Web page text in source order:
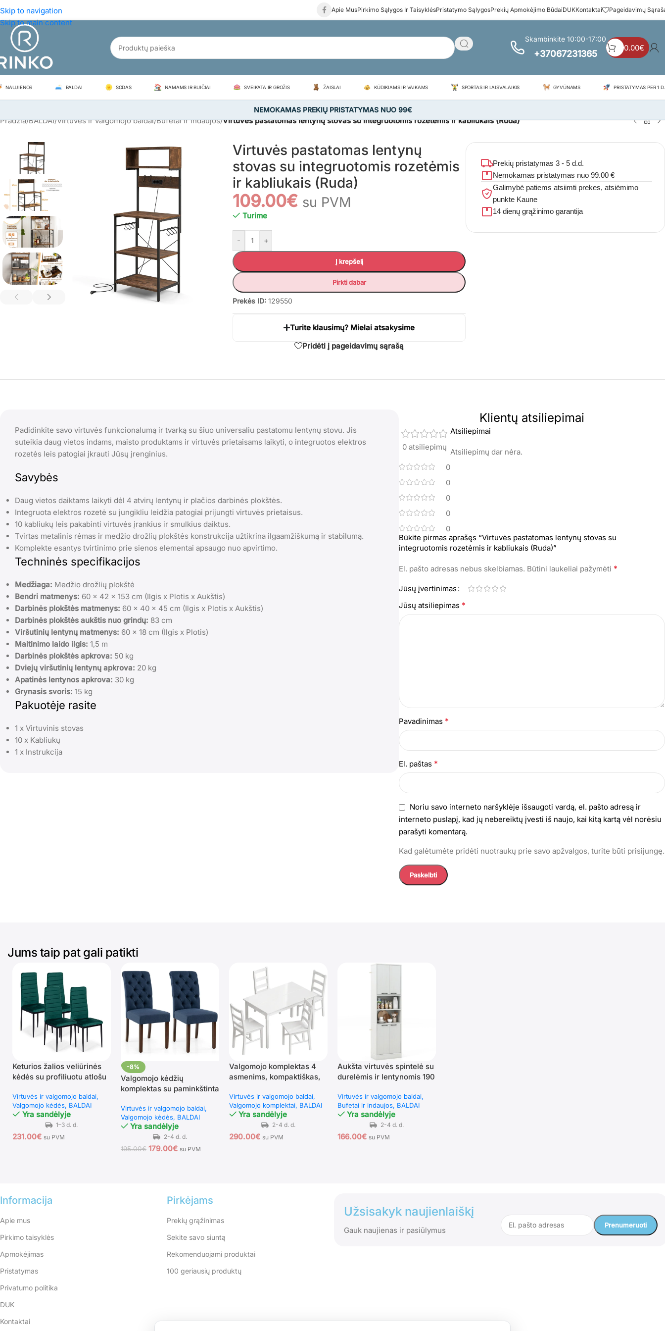
Skip to navigation
Skip to main content
Apie MusPirkimo Sąlygos Ir TaisyklėsPristatymo SąlygosPrekių Apmokėjimo BūdaiDUKKontaktai Pageidavimų
Skambinkite 10:00-17:00
+37067231365
0.00€
NAUJIENOS BALDAI SODAS NAMAMS IR BUIČIAI SVEIKATA IR GROŽIS ŽAISLAI KŪDIKIAMS IR VAIKAMS SPORTAS IR LAISVALAIKIS GYVŪNAMS PRISTATYMAS PER 1
NEMOKAMAS PREKIŲ PRISTATYMAS NUO 99€
Pradžia/BALDAI/Virtuvės ir valgomojo baldai/Bufetai ir indaujos/Virtuvės pastatomas lentynų stovas su integruotomis rozetėmis ir kabliukais (Ruda)
Virtuvės pastatomas lentynų
stovas su integruotomis rozetėmis
ir kabliukais (Ruda)
109.00€ su PVM
Turime
- +
Į krepšelį
Pirkti dabar
Prekės ID: 129550
Turite klausimų? Mielai atsakysime
Pridėti į pageidavimų sąrašą
Prekių pristatymas 3 - 5 d.d.
Nemokamas pristatymas nuo 99.00 €
Galimybė patiems atsiimti prekes, atsiėmimo
punkte Kaune
14 dienų grąžinimo garantija
Padidinkite savo virtuvės funkcionalumą ir tvarką su šiuo universaliu pastatomu lentynų stovu. Jis
suteikia daug vietos indams, maisto produktams ir virtuvės prietaisams laikyti, o integruotos elektros
rozetės leis patogiai įkrauti Jūsų įrenginius.
Savybės
Daug vietos daiktams laikyti dėl 4 atvirų lentynų ir plačios darbinės plokštės.
Integruota elektros rozetė su jungikliu leidžia patogiai prijungti virtuvės prietaisus.
10 kabliukų leis pakabinti virtuvės įrankius ir smulkius daiktus.
Tvirtas metalinis rėmas ir medžio drožlių plokštės konstrukcija užtikrina ilgaamžiškumą ir stabilumą.
Komplekte esantys tvirtinimo prie sienos elementai apsaugo nuo apvirtimo.
Techninės specifikacijos
Medžiaga: Medžio drožlių plokštė
Bendri matmenys: 60 x 42 x 153 cm (Ilgis x Plotis x Aukštis)
Darbinės plokštės matmenys: 60 x 40 x 45 cm (Ilgis x Plotis x Aukštis)
Darbinės plokštės aukštis nuo grindų: 83 cm
Viršutinių lentynų matmenys: 60 x 18 cm (Ilgis x Plotis)
Maitinimo laido ilgis: 1,5 m
Darbinės plokštės apkrova: 50 kg
Dviejų viršutinių lentynų apkrova: 20 kg
Apatinės lentynos apkrova: 30 kg
Grynasis svoris: 15 kg
Pakuotėje rasite
1 x Virtuvinis stovas
10 x Kabliukų
1 x Instrukcija
Klientų atsiliepimai
0 atsiliepimų
0
0
0
0
0
Atsiliepimai
Atsiliepimų dar nėra.
Būkite pirmas aprašęs “Virtuvės pastatomas lentynų stovas su
integruotomis rozetėmis ir kabliukais (Ruda)”
El. pašto adresas nebus skelbiamas. Būtini laukeliai pažymėti *
Jūsų įvertinimas
Jūsų atsiliepimas *
Pavadinimas *
El. paštas *
Noriu savo interneto naršyklėje išsaugoti vardą, el. pašto adresą ir
interneto puslapį, kad jų nebereiktų įvesti iš naujo, kai kitą kartą vėl norėsiu
parašyti komentarą.
Kad galėtumėte pridėti nuotraukų prie savo apžvalgos, turite būti prisijungę.
Jums taip pat gali patikti
Keturios žalios veliūrinės
kėdės su profiliuotu atlošu
Virtuvės ir valgomojo baldai
Valgomojo kėdės BALDAI
Yra sandėlyje
231.00€ su PVM
-8%
Valgomojo kėdžių
komplektas su paminkštinta
(Mėlyna)
Virtuvės ir valgomojo baldai
Valgomojo kėdės BALDAI
Yra sandėlyje
195.00€ 179.00€ su PVM
Valgomojo komplektas 4
asmenims, kompaktiškas,
stačiakampis stalas ir
kėdės
Virtuvės ir valgomojo baldai
Valgomojo komplektai BALDAI
Yra sandėlyje
290.00€ su PVM
Aukšta virtuvės spintelė su
durelėmis ir lentynomis 190
Virtuvės ir valgomojo baldai
Bufetai ir indaujos BALDAI
Yra sandėlyje
166.00€ su PVM
Informacija
Apie mus
Pirkimo taisyklės
Apmokėjimas
Pristatymas
Privatumo politika
DUK
Kontaktai
Pirkėjams
Prekių grąžinimas
Sekite savo siuntą
Rekomenduojami produktai
100 geriausių produktų
Užsisakyk naujienlaiškį
Gauk naujienas ir pasiūlymus